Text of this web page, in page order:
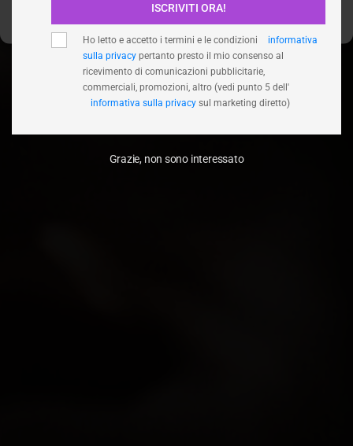
Visualizza le preferenze
ISCRIVITI ORA!
Ho letto e accetto i termini e le condizioni
informativa
sulla privacy pertanto presto il mio consenso al
ricevimento di comunicazioni pubblicitarie,
commerciali, promozioni, altro (vedi punto 5 dell'
informativa sulla privacy sul marketing diretto)
Grazie, non sono interessato